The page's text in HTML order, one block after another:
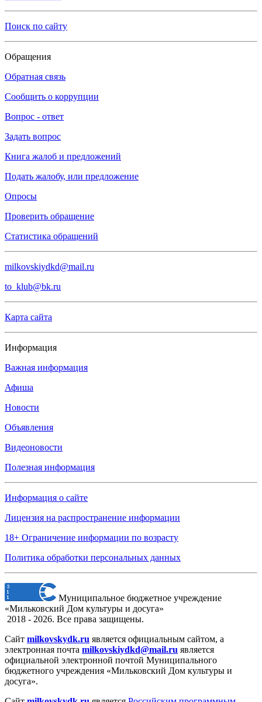
Поиск по сайту
Обращения
Обратная связь
Сообщить о коррупции
Вопрос - ответ
Задать вопрос
Книга жалоб и предложений
Подать жалобу, или предложение
Опросы
Проверить обращение
Статистика обращений
milkovskiydkd@mail.ru
to_klub@bk.ru
Карта сайта
Информация
Важная информация
Афиша
Новости
Объявления
Видеоновости
Полезная информация
Информация о сайте
Лицензия на распространение информации
18+ Ограничение информации по возрасту
Политика обработки персональных данных
Муниципальное бюджетное учреждение
«Мильковский Дом культуры и досуга»
2018 - 2026. Все права защищены.
Сайт milkovskydk.ru является официальным сайтом, а
электронная почта milkovskiydkd@mail.ru является
официальной электронной почтой Муниципального
бюджетного учреждения «Мильковский Дом культуры и
досуга».